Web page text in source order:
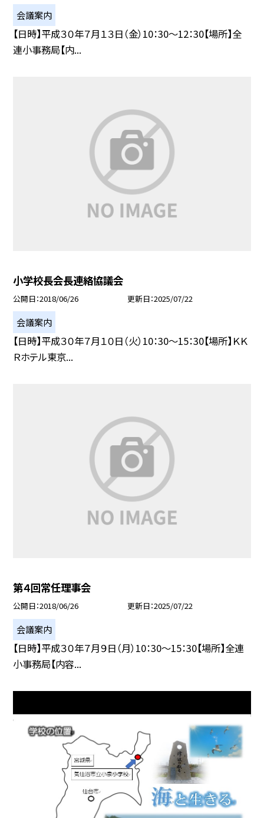
会議案内
【日時】平成３０年７月１３日（金）10：30〜12：30【場所】全
連小事務局【内...
小学校長会長連絡協議会
公開日 2018/06/26 更新日 2025/07/22
会議案内
【日時】平成３０年７月１０日（火）10：30〜15：30【場所】ＫＫ
Ｒホテル東京...
第４回常任理事会
公開日 2018/06/26 更新日 2025/07/22
会議案内
【日時】平成３０年７月９日（月）10：30〜15：30【場所】全連
小事務局【内容...